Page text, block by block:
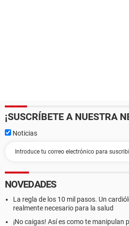
¡SUSCRÍBETE A NUESTRA
Noticias
NOVEDADES
La regla de los 10 mil pasos. Un
realmente necesario para la salud
¡No caigas! Así es como te manipulan